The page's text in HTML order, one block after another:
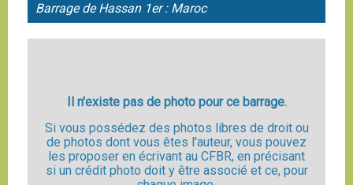
Barrage de Hassan 1er : Maroc
Il n'existe pas de photo pour ce barrage.
Si vous possédez des photos libres de droit ou
de photos dont vous êtes l'auteur, vous pouvez
les proposer en écrivant au CFBR, en précisant
si un crédit photo doit y être associé et ce, pour